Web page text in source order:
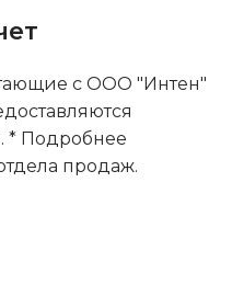
с ООО "Интен"
* Подробнее
продаж.